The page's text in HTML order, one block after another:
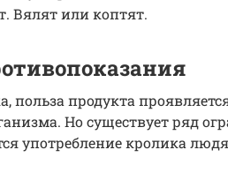
Вялят или коптят.
польза продукта
Но существует ряд
употребление кролика